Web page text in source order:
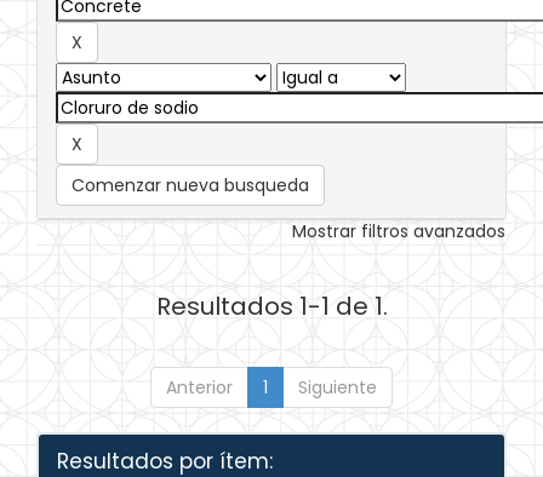
Comenzar nueva busqueda
Mostrar filtros avanzados
Resultados 1-1 de 1.
Anterior 1 Siguiente
Resultados por ítem: